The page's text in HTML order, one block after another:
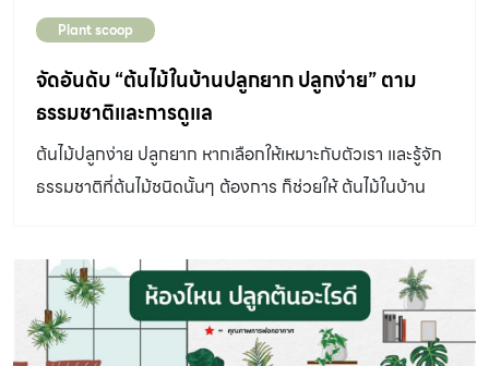
Plant scoop
จัดอันดับ “ต้นไม้ในบ้านปลูกยาก ปลูกง่าย” ตาม
ธรรมชาติและการดูแล
ต้นไม้ปลูกง่าย ปลูกยาก หากเลือกให้เหมาะกับตัวเรา และรู้จัก
ธรรมชาติที่ต้นไม้ชนิดนั้นๆ ต้องการ ก็ช่วยให้ ต้นไม้ในบ้าน
Level 2 ขั้นแอดวานซ์ปลูกได้หลากหลาย Level 3 เริ่มเซียน
เหมือนเรียนมา ก่อนไปรู้จัก ต้นไม้ปลูกง่าย ปลูกยาก ไปรู้จัก
ธรรมชาติของต้นไม้กันก่อน มีต้นไม้ทุกชนิดเติบโตได้ดีในพื้นที่
นอกอาคาร แต่มีบางกลุ่มที่ชอบแสงรำไร ทนร่มได้ดี จึง